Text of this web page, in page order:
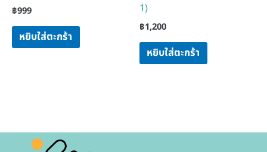
฿999
หยิบใส่ตะกร้า
1)
฿1,200
หยิบใส่ตะกร้า